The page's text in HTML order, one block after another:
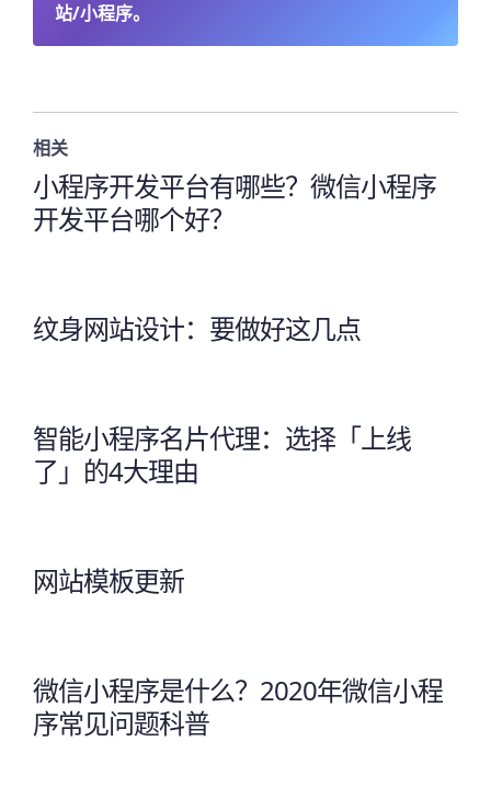
站/小程序。
相关
小程序开发平台有哪些？微信小程序
开发平台哪个好？
纹身网站设计：要做好这几点
智能小程序名片代理：选择「上线
了」的4大理由
网站模板更新
微信小程序是什么？2020年微信小程
序常见问题科普